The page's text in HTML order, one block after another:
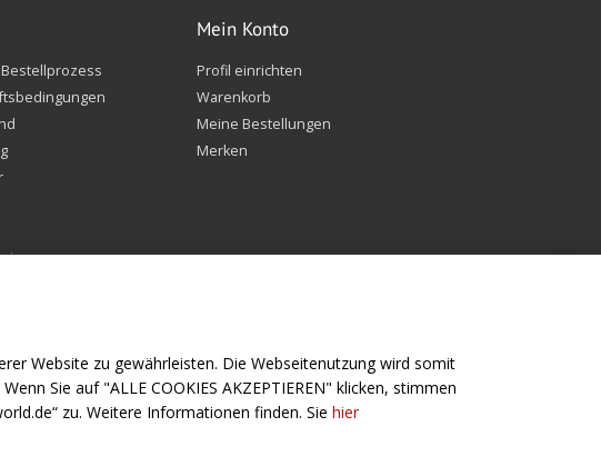
Mein Konto
Profil einrichten
Warenkorb
Meine Bestellungen
Merken
Folge uns
Website zu gewährleisten. Die Webseitenutzung wird somit
Sie auf "ALLE COOKIES AKZEPTIEREN" klicken, stimmen
zu. Weitere Informationen finden. Sie hier